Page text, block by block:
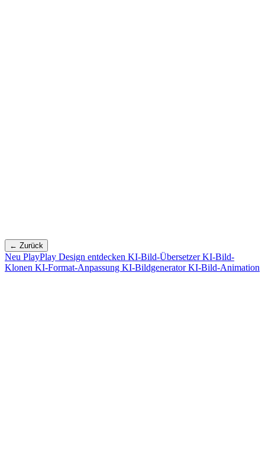
← Zurück
Neu PlayPlay Design entdecken KI-Bild-ÜbersetzerKI-Bild-
Klonen KI-Format-Anpassung KI-BildgeneratorKI-Bild-Animation